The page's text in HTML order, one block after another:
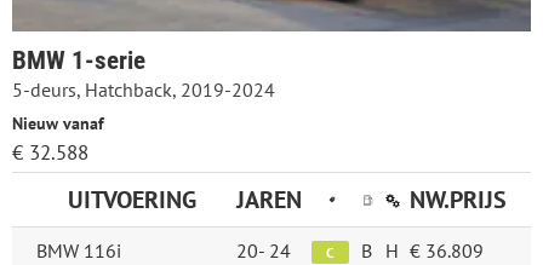
BMW 1-serie
5-deurs, Hatchback, 2019-2024
Nieuw vanaf
€ 32.588
UITVOERING JAREN NW.PRIJS
BMW 116i 20- 24 C B H € 36.809